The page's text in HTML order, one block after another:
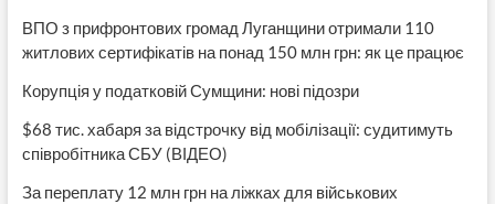
ВПО з прифронтових громад Луганщини отримали 110
житлових сертифікатів на понад 150 млн грн: як це працює
Корупція у податковій Сумщини: нові підозри
$68 тис. хабаря за відстрочку від мобілізації: судитимуть
співробітника СБУ (ВІДЕО)
За переплату 12 млн грн на ліжках для військових